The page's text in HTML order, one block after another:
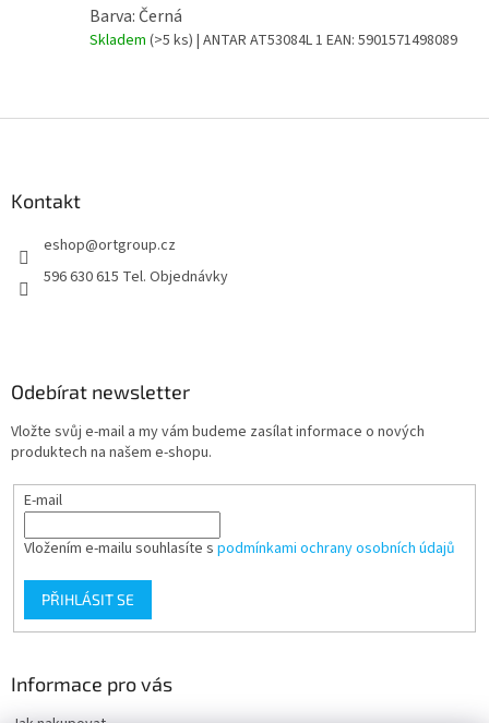
Barva: Černá
Skladem (>5 ks) | ANTAR AT53084L 1 EAN: 5901571498089
Kontakt
eshop@ortgroup.cz
596 630 615 Tel. Objednávky
Odebírat newsletter
Vložte svůj e-mail a my vám budeme zasílat informace o nových
produktech na našem e-shopu.
E-mail
Vložením e-mailu souhlasíte s podmínkami ochrany osobních údajů
PŘIHLÁSIT SE
Informace pro vás